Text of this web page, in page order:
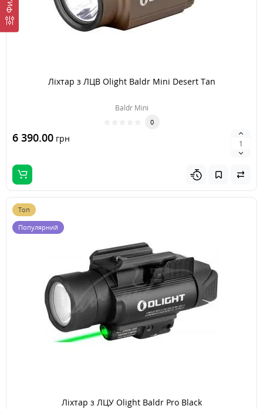
Ліхтар з ЛЦВ Olight Baldr Mini Desert Tan
Baldr Mini
0
6 390.00 грн
Топ
Популярний
Ліхтар з ЛЦУ Olight Baldr Pro Black